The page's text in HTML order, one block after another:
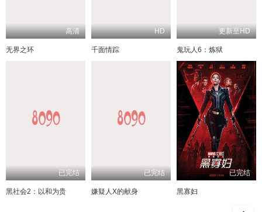
高清
无界之环
HD
千面情踪
更新至HD
鬼玩人6：炼狱
已完结
黑社会2：以和为贵
已完结
嫌疑人X的献身
已完结
黑寡妇